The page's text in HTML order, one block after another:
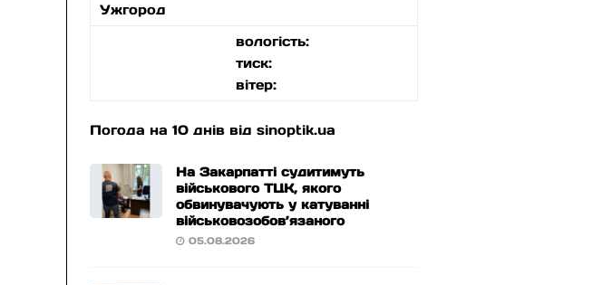
Ужгород
вологість:
тиск:
вітер:
Погода на 10 днів відsinoptik.ua
На Закарпатті судитимуть
військового ТЦК, якого
обвинувачують у катуванні
військовозобов’язаного
05.08.2026